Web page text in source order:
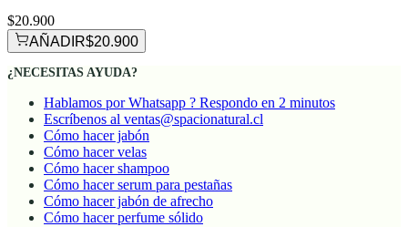
$20.900
AÑADIR$20.900
¿NECESITAS AYUDA?
Hablamos por Whatsapp ? Respondo en 2 minutos
Escríbenos al ventas@spacionatural.cl
Cómo hacer jabón
Cómo hacer velas
Cómo hacer shampoo
Cómo hacer serum para pestañas
Cómo hacer jabón de afrecho
Cómo hacer perfume sólido